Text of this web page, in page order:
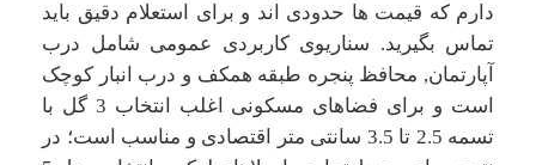
دارم که قیمت ها حدودی اند و برای استعلام دقیق باید
تماس بگیرید. سناریوی کاربردی عمومی شامل درب
آپارتمان, محافظ پنجره طبقه همکف و درب انبار کوچک
است و برای فضاهای مسکونی اغلب انتخاب 3 گل با
تسمه 2.5 تا 3.5 سانتی متر اقتصادی و مناسب است؛ در